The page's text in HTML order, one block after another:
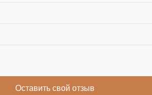
Оставить свой отзыв